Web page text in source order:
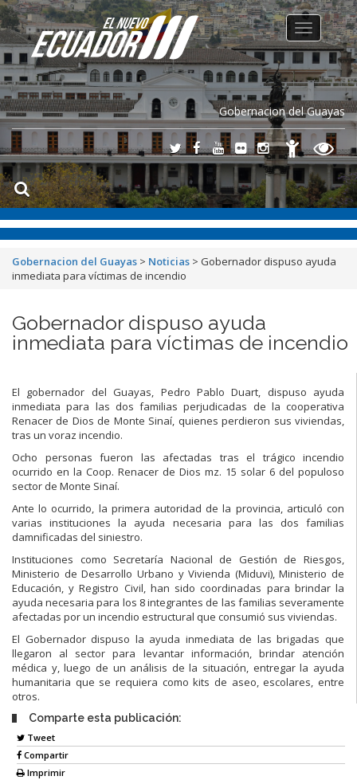
Gobernacion del Guayas
Toggle
navigation
Gobernacion del Guayas > Noticias > Gobernador dispuso ayuda
inmediata para víctimas de incendio
Gobernador dispuso ayuda
inmediata para víctimas de incendio
El gobernador del Guayas, Pedro Pablo Duart, dispuso ayuda
inmediata para las dos familias perjudicadas de la cooperativa
Renacer de Dios de Monte Sinaí, quienes perdieron sus viviendas,
tras un voraz incendio.
Ocho personas fueron las afectadas tras el trágico incendio
ocurrido en la Coop. Renacer de Dios mz. 15 solar 6 del populoso
sector de Monte Sinaí.
Ante lo ocurrido, la primera autoridad de la provincia, articuló con
varias instituciones la ayuda necesaria para las dos familias
damnificadas del siniestro.
Instituciones como Secretaría Nacional de Gestión de Riesgos,
Ministerio de Desarrollo Urbano y Vivienda (Miduvi), Ministerio de
Educación, y Registro Civil, han sido coordinadas para brindar la
ayuda necesaria para los 8 integrantes de las familias severamente
afectadas por un incendio estructural que consumió sus viviendas.
El Gobernador dispuso la ayuda inmediata de las brigadas que
llegaron al sector para levantar información, brindar atención
médica y, luego de un análisis de la situación, entregar la ayuda
humanitaria que se requiera como kits de aseo, escolares, entre
otros.
Comparte esta publicación:
Tweet
Compartir
Imprimir